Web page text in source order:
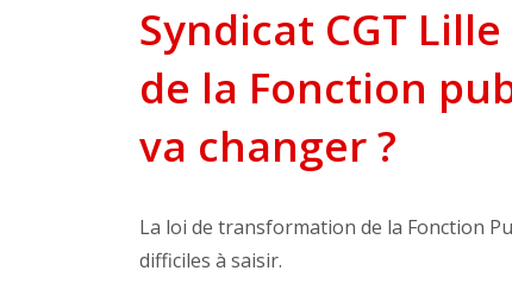
Syndicat CGT
de la Fonction
va changer ?
La loi de transformation de la Fonction
difficiles à saisir.